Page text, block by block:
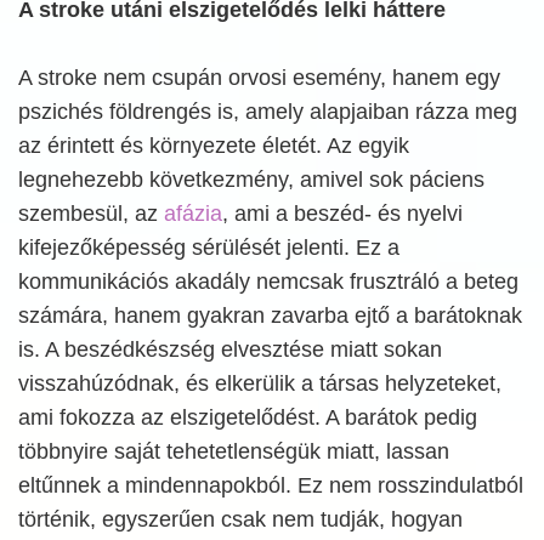
A stroke utáni elszigetelődés lelki háttere
A stroke nem csupán orvosi esemény, hanem egy
pszichés földrengés is, amely alapjaiban rázza meg
az érintett és környezete életét. Az egyik
legnehezebb következmény, amivel sok páciens
szembesül, az afázia, ami a beszéd- és nyelvi
kifejezőképesség sérülését jelenti. Ez a
kommunikációs akadály nemcsak frusztráló a beteg
számára, hanem gyakran zavarba ejtő a barátoknak
is. A beszédkészség elvesztése miatt sokan
visszahúzódnak, és elkerülik a társas helyzeteket,
ami fokozza az elszigetelődést. A barátok pedig
többnyire saját tehetetlenségük miatt, lassan
eltűnnek a mindennapokból. Ez nem rosszindulatból
történik, egyszerűen csak nem tudják, hogyan